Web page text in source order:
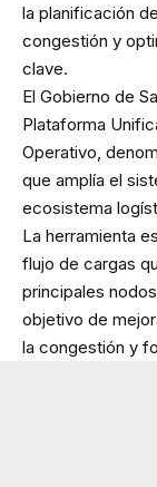
la planificación
congestión y
clave.
El Gobierno de
Plataforma
Operativo,
que amplía el
ecosistema
La herramienta
flujo de cargas
principales
objetivo de
la congestión y